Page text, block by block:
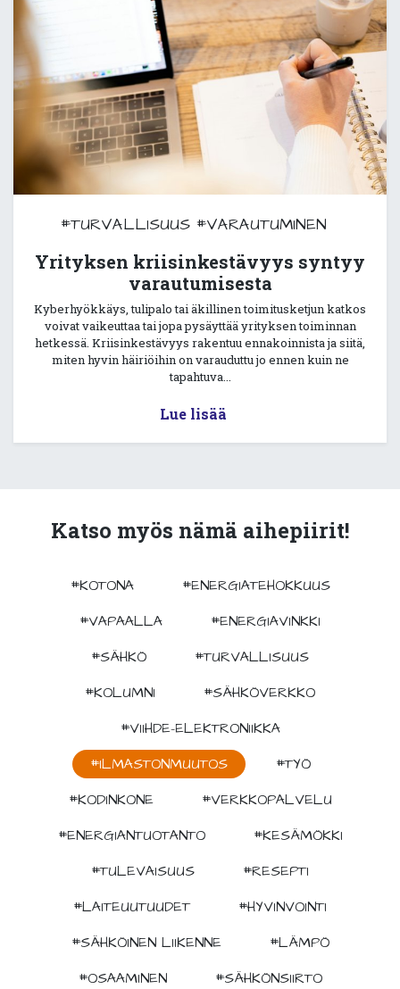
#TURVALLISUUS #VARAUTUMINEN
Yrityksen kriisinkestävyys syntyy
varautumisesta
Kyberhyökkäys, tulipalo tai äkillinen toimitusketjun katkos
voivat vaikeuttaa tai jopa pysäyttää yrityksen toiminnan
hetkessä. Kriisinkestävyys rakentuu ennakoinnista ja siitä,
miten hyvin häiriöihin on varauduttu jo ennen kuin ne
tapahtuva...
Lue lisää
Katso myös nämä aihepiirit!
#KOTONA
#ENERGIATEHOKKUUS
#VAPAALLA
#ENERGIAVINKKI
#SÄHKÖ
#TURVALLISUUS
#KOLUMNI
#SÄHKÖVERKKO
#VIIHDE-ELEKTRONIIKKA
#ILMASTONMUUTOS
#TYÖ
#KODINKONE
#VERKKOPALVELU
#ENERGIANTUOTANTO
#KESÄMÖKKI
#TULEVAISUUS
#RESEPTI
#LAITEUUTUUDET
#HYVINVOINTI
#SÄHKÖINEN LIIKENNE
#LÄMPÖ
#OSAAMINEN
#SÄHKÖNSIIRTO